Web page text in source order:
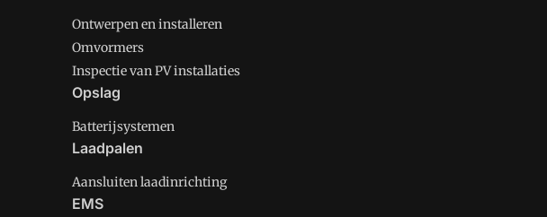
Ontwerpen en installeren
Omvormers
Inspectie van PV installaties
Opslag
Batterijsystemen
Laadpalen
Aansluiten laadinrichting
EMS